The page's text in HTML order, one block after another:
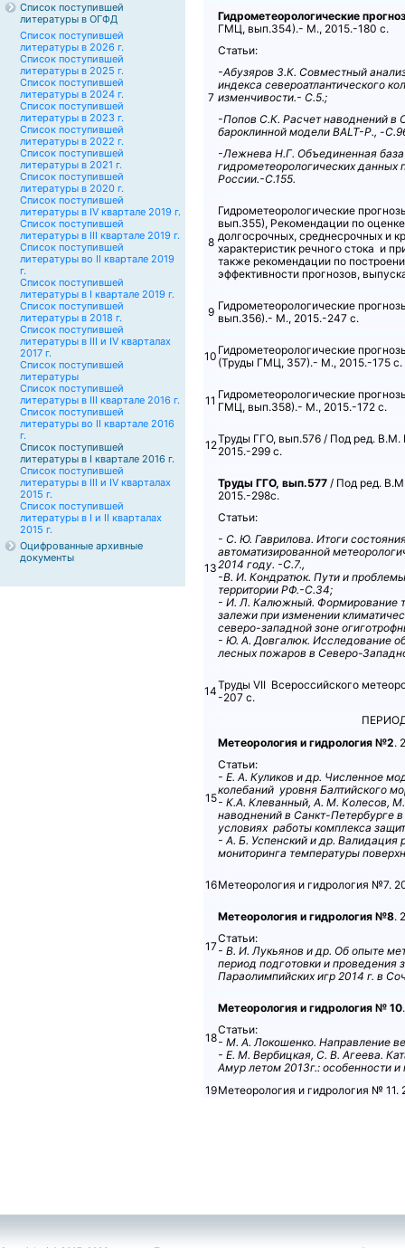
Список поступившей
литературы в ОГФД
Список поступившей
литературы в 2026 г.
Список поступившей
литературы в 2025 г.
Список поступившей
литературы в 2024 г.
Список поступившей
литературы в 2023 г.
Список поступившей
литературы в 2022 г.
Список поступившей
литературы в 2021 г.
Список поступившей
литературы в 2020 г.
Список поступившей
литературы в IV квартале 2019 г.
Список поступившей
литературы в III квартале 2019 г.
Список поступившей
литературы во II квартале 2019
г.
Список поступившей
литературы в I квартале 2019 г.
Список поступившей
литературы в 2018 г.
Список поступившей
литературы в III и IV кварталах
2017 г.
Список поступившей
литературы
Список поступившей
литературы в III квартале 2016 г.
Список поступившей
литературы во II квартале 2016
г.
Список поступившей
литературы в I квартале 2016 г.
Список поступившей
литературы в III и IV кварталах
2015 г.
Список поступившей
литературы в I и II кварталах
2015 г.
Оцифрованные архивные
документы
7
Гидрометеорологические
ГМЦ, вып.354).- М., 2015.-180 с.
Статьи:
-Абузяров З.К. Совместный
индекса североатлантического
изменчивости.- С.5.;
-Попов С.К. Расчет наводнений в
бароклинной модели BALT-P., -
-Лежнева Н.Г. Объединенная база
гидрометеорологических данных
России.-С.155.
8
Гидрометеорологические
вып.355), Рекомендации по
долгосрочных, среднесрочных и
характеристик речного стока и
также рекомендации по
эффективности прогнозов,
9 Гидрометеорологические
вып.356).- М., 2015.-247 с.
10 Гидрометеорологические
(Труды ГМЦ, 357).- М., 2015.-175 с.
11 Гидрометеорологические
ГМЦ, вып.358).- М., 2015.-172 с.
12Труды ГГО, вып.576 / Под ред.
2015.-299 с.
13
Труды ГГО, вып.577 / Под ред.
2015.-298с.
Статьи:
- С. Ю. Гаврилова. Итоги
автоматизированной
2014 году. -С.7.,
-В. И. Кондратюк. Пути и
территории РФ.-С.34;
- И. Л. Калюжный. Формирование
залежи при изменении
северо-западной зоне
- Ю. А. Довгалюк. Исследование
лесных пожаров в Северо-
14Труды VII Всероссийского
-207 с.
15
Метеорология и гидрология №2.
Статьи:
- Е. А. Куликов и др. Численное
колебаний уровня Балтийского
- К.А. Клеванный, А. М. Колесов,
наводнений в Санкт-Петербурге
условиях работы комплекса
- А. Б. Успенский и др. Валидация
мониторинга температуры
16Метеорология и гидрология №7.
17
Метеорология и гидрология №8.
Статьи:
- В. И. Лукьянов и др. Об опыте
период подготовки и проведения
Параолимпийских игр 2014 г. в
18
Метеорология и гидрология № 10
Статьи:
- М. А. Локошенко. Направление
- Е. М. Вербицкая, С. В. Агеева.
Амур летом 2013г.: особенности
19Метеорология и гидрология № 11.